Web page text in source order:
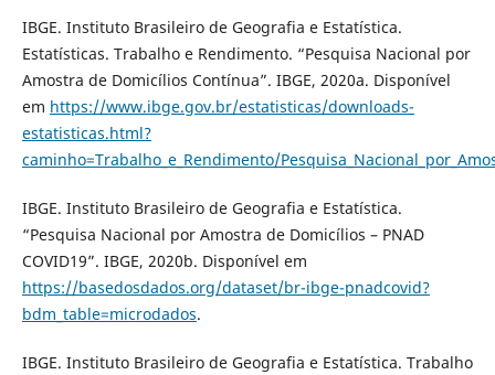
IBGE. Instituto Brasileiro de Geografia e Estatística.
Estatísticas. Trabalho e Rendimento. “Pesquisa Nacional por
Amostra de Domicílios Contínua”. IBGE, 2020a. Disponível
em https://www.ibge.gov.br/estatisticas/downloads-
estatisticas.html?
caminho=Trabalho_e_Rendimento/
IBGE. Instituto Brasileiro de Geografia e Estatística.
“Pesquisa Nacional por Amostra de Domicílios – PNAD
COVID19”. IBGE, 2020b. Disponível em
https://basedosdados.org/dataset/br-ibge-pnadcovid?
bdm_table=microdados.
IBGE. Instituto Brasileiro de Geografia e Estatística. Trabalho